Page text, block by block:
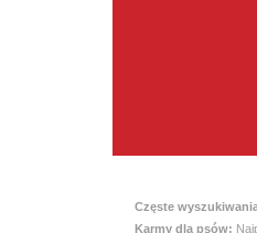
Częste
Karmy dla psów: